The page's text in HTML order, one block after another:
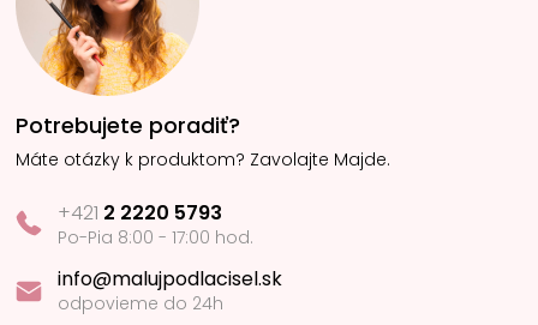
Potrebujete poradiť?
Máte otázky k produktom? Zavolajte Majde.
+421 2 2220 5793
Po-Pia 8:00 - 17:00 hod.
info@malujpodlacisel.sk
odpovieme do 24h